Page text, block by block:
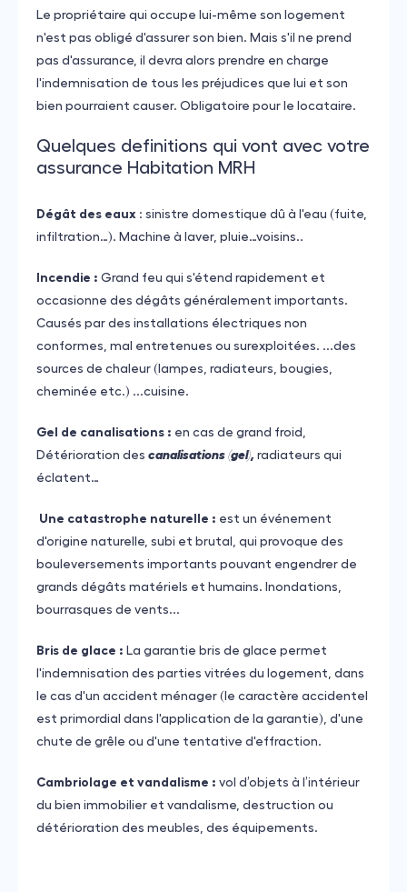
Le propriétaire qui occupe lui-même son logement
n'est pas obligé d'assurer son bien. Mais s'il ne prend
pas d'assurance, il devra alors prendre en charge
l'indemnisation de tous les préjudices que lui et son
bien pourraient causer. Obligatoire pour le locataire.
Quelques definitions qui vont avec votre
assurance Habitation MRH
Dégât des eaux : sinistre domestique dû à l'eau (fuite,
infiltration…). Machine à laver, pluie…voisins..
Incendie : Grand feu qui s'étend rapidement et
occasionne des dégâts généralement importants.
Causés par des installations électriques non
conformes, mal entretenues ou surexploitées. ...des
sources de chaleur (lampes, radiateurs, bougies,
cheminée etc.) ...cuisine.
Gel de canalisations : en cas de grand froid,
Détérioration des canalisations (gel), radiateurs qui
éclatent…
Une catastrophe naturelle : est un événement
d'origine naturelle, subi et brutal, qui provoque des
bouleversements importants pouvant engendrer de
grands dégâts matériels et humains. Inondations,
bourrasques de vents...
Bris de glace : La garantie bris de glace permet
l'indemnisation des parties vitrées du logement, dans
le cas d'un accident ménager (le caractère accidentel
est primordial dans l'application de la garantie), d'une
chute de grêle ou d'une tentative d'effraction.
Cambriolage et vandalisme : vol d’objets à l’intérieur
du bien immobilier et vandalisme, destruction ou
détérioration des meubles, des équipements.